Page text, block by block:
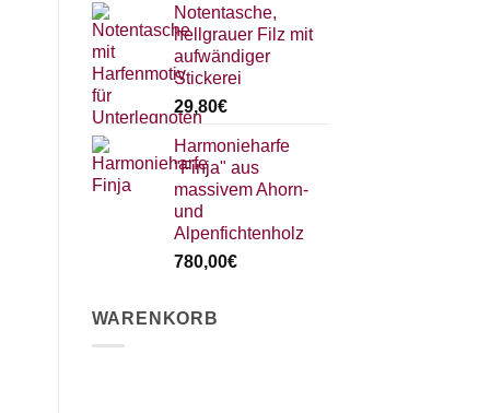
Notentasche,
hellgrauer Filz mit
aufwändiger
Stickerei
29,80€
Harmonieharfe
"Finja" aus
massivem Ahorn-
und
Alpenfichtenholz
780,00€
WARENKORB